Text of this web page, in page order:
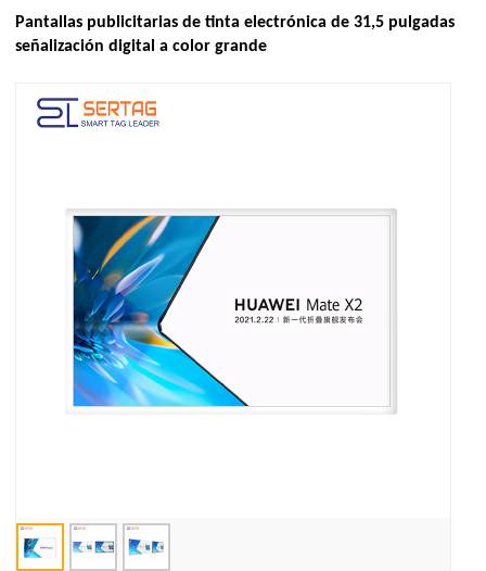
Pantallas publicitarias de tinta electrónica de 31,5 pulgadas
señalización digital a color grande